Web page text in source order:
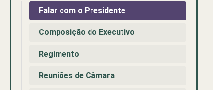
Falar com o Presidente
Composição do Executivo
Regimento
Reuniões de Câmara